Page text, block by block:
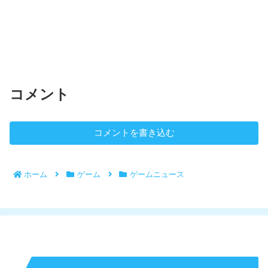
コメント
コメントを書き込む
ホーム ゲーム ゲームニュース